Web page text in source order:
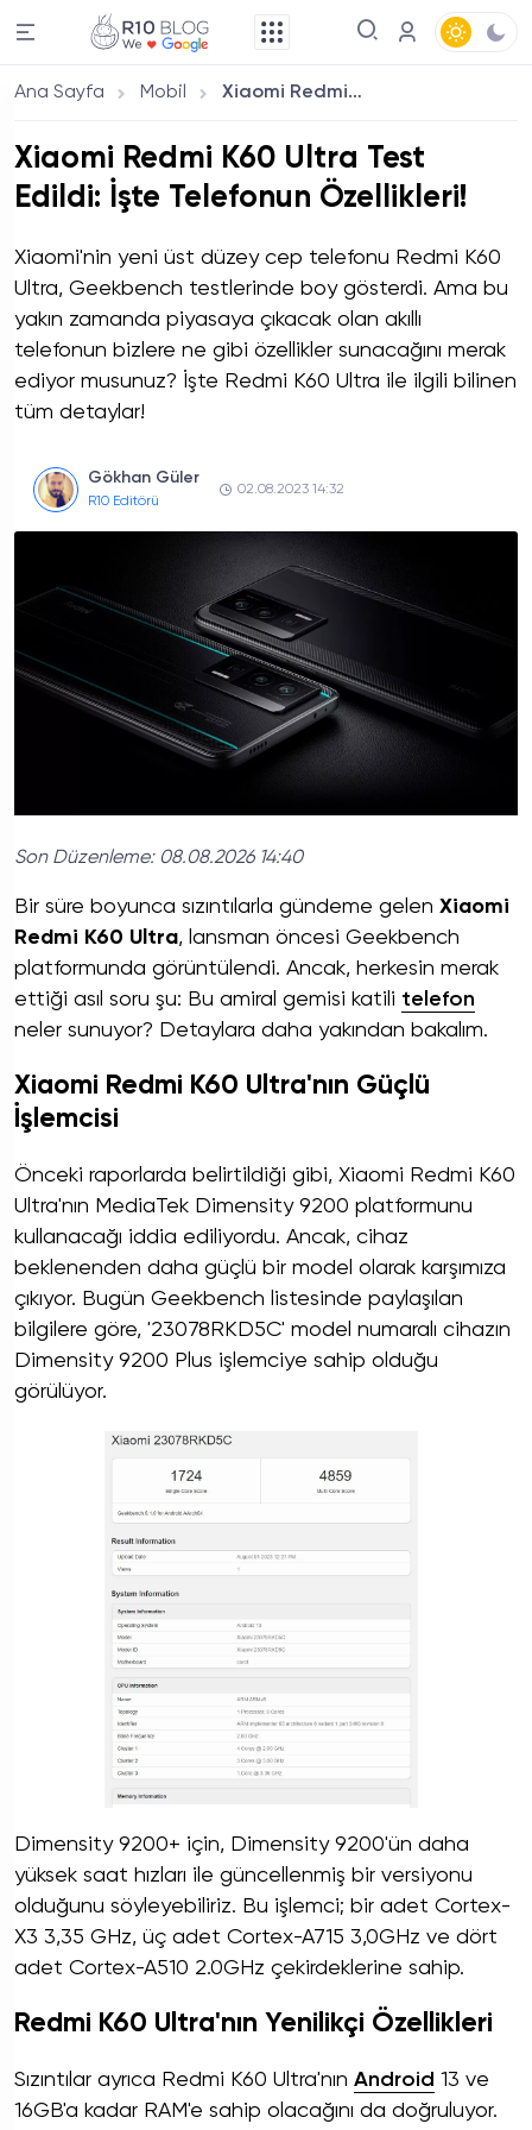
Ana Sayfa Mobil Xiaomi Redmi K60 Ultra Test Edildi: İşte Telefonun Özellikleri!
Xiaomi Redmi K60 Ultra Test
Edildi: İşte Telefonun Özellikleri!
Xiaomi'nin yeni üst düzey cep telefonu Redmi K60
Ultra, Geekbench testlerinde boy gösterdi. Ama bu
yakın zamanda piyasaya çıkacak olan akıllı
telefonun bizlere ne gibi özellikler sunacağını merak
ediyor musunuz? İşte Redmi K60 Ultra ile ilgili bilinen
tüm detaylar!
Gökhan Güler
R10 Editörü
02.08.2023 14:32
Son Düzenleme: 08.08.2026 14:40
Bir süre boyunca sızıntılarla gündeme gelen Xiaomi
Redmi K60 Ultra, lansman öncesi Geekbench
platformunda görüntülendi. Ancak, herkesin merak
ettiği asıl soru şu: Bu amiral gemisi katili telefon
neler sunuyor? Detaylara daha yakından bakalım.
Xiaomi Redmi K60 Ultra'nın Güçlü
İşlemcisi
Önceki raporlarda belirtildiği gibi, Xiaomi Redmi K60
Ultra'nın MediaTek Dimensity 9200 platformunu
kullanacağı iddia ediliyordu. Ancak, cihaz
beklenenden daha güçlü bir model olarak karşımıza
çıkıyor. Bugün Geekbench listesinde paylaşılan
bilgilere göre, '23078RKD5C' model numaralı cihazın
Dimensity 9200 Plus işlemciye sahip olduğu
görülüyor.
Dimensity 9200+ için, Dimensity 9200'ün daha
yüksek saat hızları ile güncellenmiş bir versiyonu
olduğunu söyleyebiliriz. Bu işlemci; bir adet Cortex-
X3 3,35 GHz, üç adet Cortex-A715 3,0GHz ve dört
adet Cortex-A510 2.0GHz çekirdeklerine sahip.
Redmi K60 Ultra'nın Yenilikçi Özellikleri
Sızıntılar ayrıca Redmi K60 Ultra'nın Android 13 ve
16GB'a kadar RAM'e sahip olacağını da doğruluyor.